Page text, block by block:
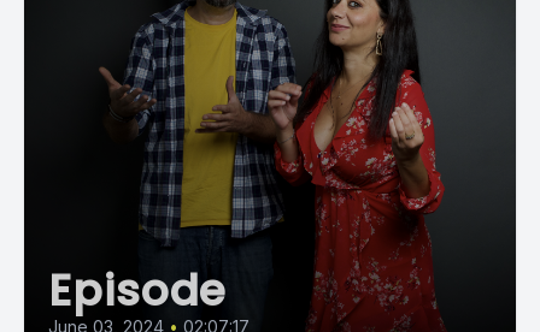
Episode
June 03, 2024 • 02:07:17